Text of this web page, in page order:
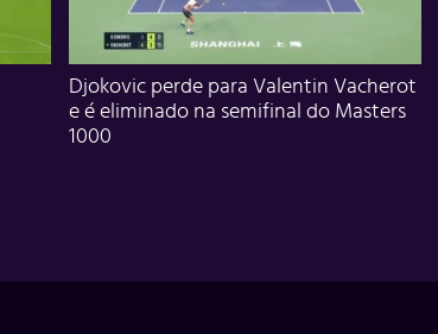
Djokovic perde para Valentin Vacherot
e é eliminado na semifinal do Masters
1000